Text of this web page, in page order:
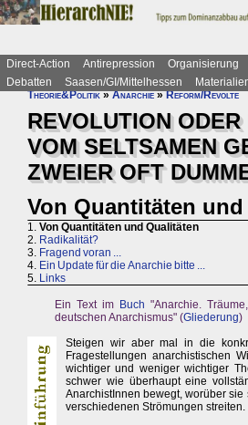
Direct-Action Antirepression Organisierung
Debatten
Saasen/GI/Mittelhessen
Theorie&Politik»Anarchie»Reform/Revolte
REVOLUTION
VOM SELTSAMEN
ZWEIER OFT
Von Quantitäten
1. Von Quantitäten und Qualitäten
2. Radikalität?
3. Fragend voran ...
4. Ein Update für die Anarchie bitte ...
5. Links
Ein Text im Buch "Anarchie.
deutschen Anarchismus" (Gliederung)
Steigen wir aber mal in die
Fragestellungen anarchistischen
wichtiger und weniger wichtiger
schwer wie überhaupt eine
AnarchistInnen bewegt, worüber
verschiedenen Strömungen streiten.